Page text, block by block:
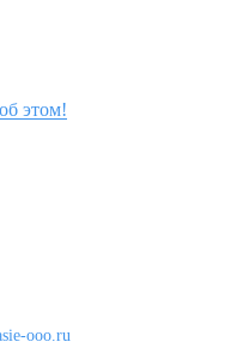
этом!
ooo.ru